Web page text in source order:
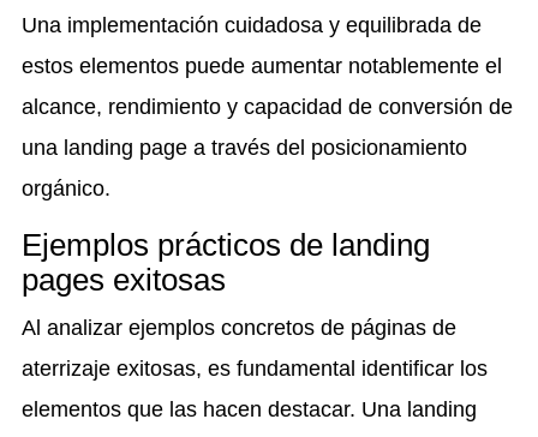
Una implementación cuidadosa y equilibrada de
estos elementos puede aumentar notablemente el
alcance, rendimiento y capacidad de conversión de
una landing page a través del posicionamiento
orgánico.
Ejemplos prácticos de landing
pages exitosas
Al analizar ejemplos concretos de páginas de
aterrizaje exitosas, es fundamental identificar los
elementos que las hacen destacar. Una landing